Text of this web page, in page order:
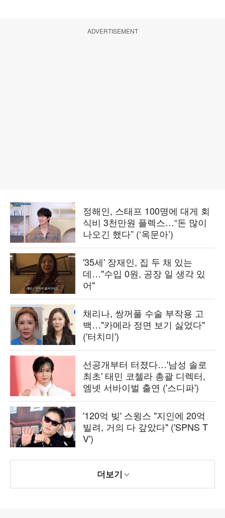
ADVERTISEMENT
정해인, 스태프 100명에 대게 회
식비 3천만원 플렉스…“돈 많이
나오긴 했다” (‘옥문아’)
'35세' 장재인, 집 두 채 있는
데…"수입 0원, 공장 일 생각 있
어"
채리나, 쌍꺼풀 수술 부작용 고
백…"카메라 정면 보기 싫었다"
('터치미')
선공개부터 터졌다…'남성 솔로
최초' 태민 코첼라 총괄 디렉터,
엠넷 서바이벌 출연 ('스디파')
'120억 빚' 스윙스 "지인에 20억
빌려, 거의 다 갚았다" ('SPNS T
V')
더보기